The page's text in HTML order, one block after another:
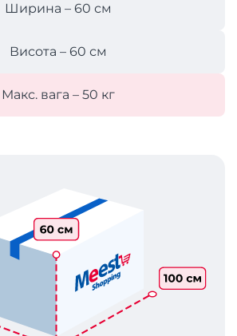
Ширина – 60 см
Висота – 60 см
Макс. вага – 50 кг